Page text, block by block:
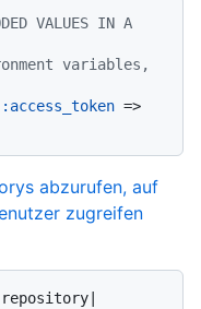
VALUES IN A
variables,
:access_token
abzurufen, auf
zugreifen
repository